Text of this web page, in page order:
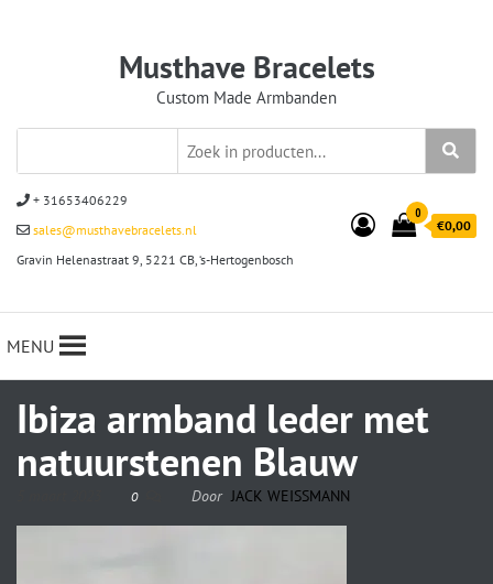
Musthave Bracelets
Custom Made Armbanden
+ 31653406229
sales@musthavebracelets.nl
Gravin Helenastraat 9, 5221 CB, ‘s-Hertogenbosch
0
€0,00
MENU
Ibiza armband leder met
natuurstenen Blauw
0 Door JACK WEISSMANN